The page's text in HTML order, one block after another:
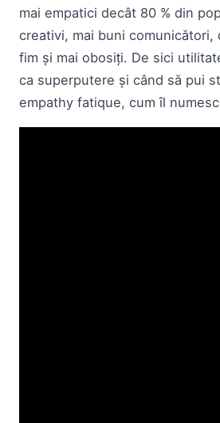
mai empatici decât 80 % din
creativi, mai buni comunicători,
fim și mai obosiți. De sici
ca superputere și când să pui
empathy fatique, cum îl